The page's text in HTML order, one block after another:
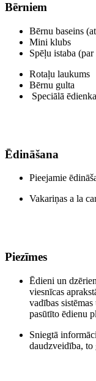
Bērniem
Bērnu baseins
Mini klubs
Spēļu istaba
Rotaļu laukums
Bērnu gulta
Speciālā
Ēdināšana
Pieejamie
Vakariņas a la
Piezīmes
Ēdieni un
viesnīcas
vadības
pasūtīto ēdienu
Sniegtā
daudzveidība, to